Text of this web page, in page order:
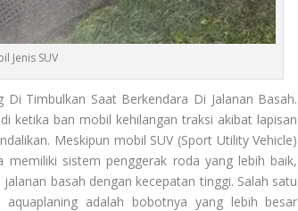
Jenis SUV
Timbulkan Saat Berkendara Di Jalanan Basah.
ketika ban mobil kehilangan traksi akibat lapisan
Meskipun mobil SUV (Sport Utility Vehicle)
memiliki sistem penggerak roda yang lebih baik,
basah dengan kecepatan tinggi. Salah satu
adalah bobotnya yang lebih besar